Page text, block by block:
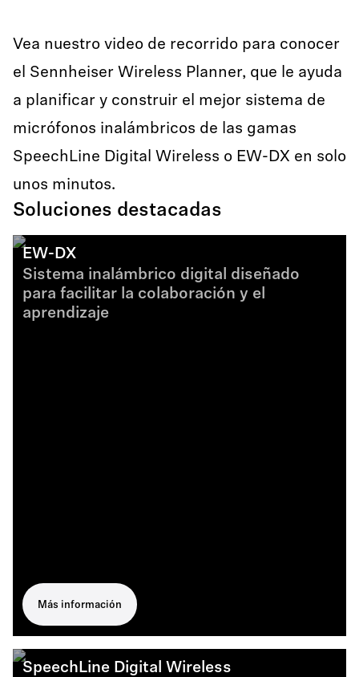
Vea nuestro video de recorrido para conocer
el Sennheiser Wireless Planner, que le ayuda
a planificar y construir el mejor sistema de
micrófonos inalámbricos de las gamas
SpeechLine Digital Wireless o EW-DX en solo
unos minutos.
Soluciones destacadas
EW-DX
Sistema inalámbrico digital diseñado
para facilitar la colaboración y el
aprendizaje
Más información
SpeechLine Digital Wireless